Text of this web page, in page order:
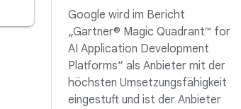
Google wird im Bericht
„Gartner® Magic Quadrant™ for
AI Application Development
Platforms“ als Anbieter mit der
höchsten Umsetzungsfähigkeit
eingestuft und ist der Anbieter